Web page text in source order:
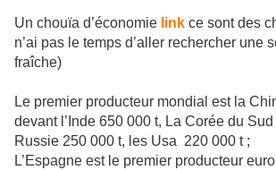
Un chouïa d’économie link ce sont des
n’ai pas le temps d’aller rechercher une
fraîche)
Le premier producteur mondial est la
devant l’Inde 650 000 t, La Corée du
Russie 250 000 t, les Usa 220 000 t ;
L’Espagne est le premier producteur